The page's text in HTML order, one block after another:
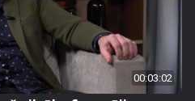
00:03:02